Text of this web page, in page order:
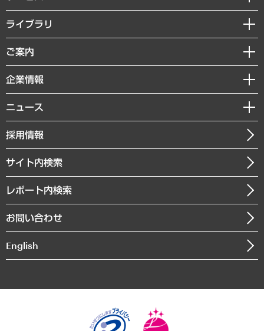
経営戦略
組織・人事戦略
デジタルイノベーション
共生・ダイバーシティ
GRC（ガバナンス・リスク・コンプライアンス）・防災（政策）
経済・産業・雇用・労働
まちづくり・観光・交通・スポーツ・スマートシティ
自然資源・農林水産業・食料システム
ライブラリ
経済調査
レポート
コラム
経営用語集
受託・受注実績（官公庁関連）
メディア掲載・出演
ご案内
セミナー・イベント情報
MUFGビジネスセミナー
受託案件情報
企業情報
私たちの想い
社長メッセージ
会社概要
沿革
組織図・本部部室紹介
インドネシア現地法人
個人情報保護方針
ニュース
ニュースリリース
お知らせ
採用情報
サイト内検索
レポート内検索
お問い合わせ
English